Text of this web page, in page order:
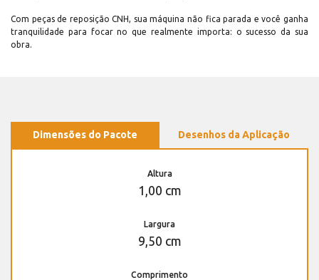
Com peças de reposição CNH, sua máquina não fica parada e você ganha
tranquilidade para focar no que realmente importa: o sucesso da sua
obra.
Dimensões do Pacote Desenhos da Aplicação
Altura
1,00 cm
Largura
9,50 cm
Comprimento